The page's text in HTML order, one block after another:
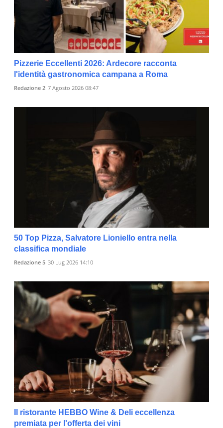
Pizzerie Eccellenti 2026: Ardecore racconta
l'identità gastronomica campana a Roma
Redazione 2 7 Agosto 2026 08:47
50 Top Pizza, Salvatore Lioniello entra nella
classifica mondiale
Redazione 5 30 Lug 2026 14:10
Il ristorante HEBBO Wine & Deli eccellenza
premiata per l'offerta dei vini